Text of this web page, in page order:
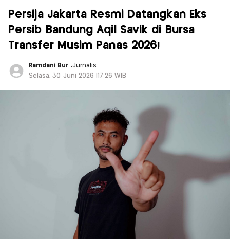
Persija Jakarta Resmi Datangkan Eks
Persib Bandung Aqil Savik di Bursa
Transfer Musim Panas 2026!
Ramdani Bur ,Jurnalis
Selasa, 30 Juni 2026 |17:26 WIB